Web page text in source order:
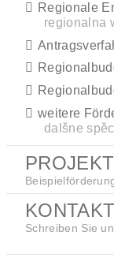
Regionale
regionalna
weitere
dalšne
KONTAKT
Schreiben Sie